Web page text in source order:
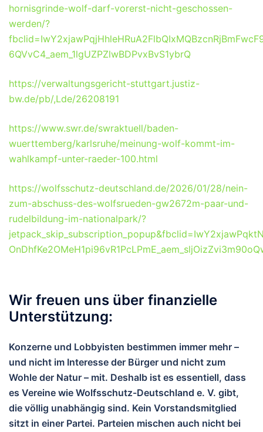
hornisgrinde-wolf-darf-vorerst-nicht-geschossen-
werden/?
6QVvC4_aem_1lgUZPZlwBDPvxBvS1ybrQ
https://verwaltungsgericht-stuttgart.justiz-
bw.de/pb/,Lde/26208191
https://www.swr.de/swraktuell/baden-
wuerttemberg/karlsruhe/meinung-wolf-kommt-im-
wahlkampf-unter-raeder-100.html
https://wolfsschutz-deutschland.de/2026/01/28/nein-
zum-abschuss-des-wolfsrueden-gw2672m-paar-und-
rudelbildung-im-nationalpark/?
Wir freuen uns über finanzielle
Unterstützung:
Konzerne und Lobbyisten bestimmen immer mehr –
und nicht im Interesse der Bürger und nicht zum
Wohle der Natur – mit. Deshalb ist es essentiell, dass
es Vereine wie Wolfsschutz-Deutschland e. V. gibt,
die völlig unabhängig sind. Kein Vorstandsmitglied
sitzt in einer Partei. Parteien mischen auch nicht bei